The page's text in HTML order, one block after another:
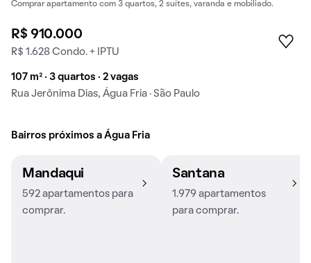
Comprar apartamento com 3 quartos, 2 suítes, varanda e mobiliado.
R$ 910.000
R$ 1.628 Condo. + IPTU
107 m² · 3 quartos · 2 vagas
Rua Jerônima Dias, Água Fria · São Paulo
Bairros próximos a Água Fria
Mandaqui
592 apartamentos para
comprar.
Santana
1.979 apartamentos
para comprar.